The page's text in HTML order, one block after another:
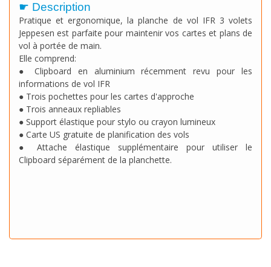
☛ Description
Pratique et ergonomique, la planche de vol IFR 3 volets
Jeppesen est parfaite pour maintenir vos cartes et plans de
vol à portée de main.
Elle comprend:
● Clipboard en aluminium récemment revu pour les
informations de vol IFR
● Trois pochettes pour les cartes d'approche
● Trois anneaux repliables
● Support élastique pour stylo ou crayon lumineux
● Carte US gratuite de planification des vols
● Attache élastique supplémentaire pour utiliser le
Clipboard séparément de la planchette.